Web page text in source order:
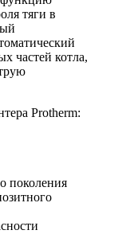
тяги в
частей котла,
Protherm:
поколения